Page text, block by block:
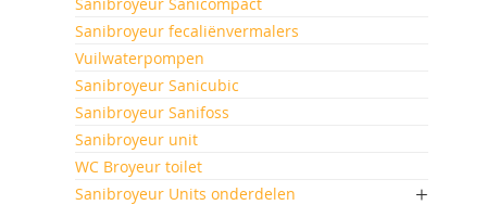
Sanibroyeur fecaliënvermalers
Vuilwaterpompen
Sanibroyeur Sanicubic
Sanibroyeur Sanifoss
Sanibroyeur unit
WC Broyeur toilet
Sanibroyeur Units onderdelen